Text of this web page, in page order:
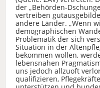
der „Behörden-
vertreiben
andere Länder. „Wenn
demographischen
Problematik der sich
Situation in der
bekommen wollen,
lebensnahen
uns jedoch allzuoft
qualifizieren,